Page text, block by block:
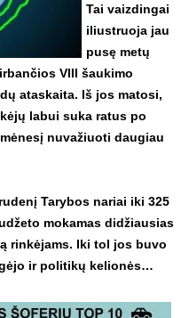
Tai vaizdingai
iliustruoja jau
pusę metų
VIII šaukimo
ataskaita. Iš jos matosi,
labui suka ratus po
nuvažiuoti daugiau
Tarybos nariai iki 325
mokamas didžiausias
rinkėjams. Iki tol jos buvo
ir politikų kelionės…